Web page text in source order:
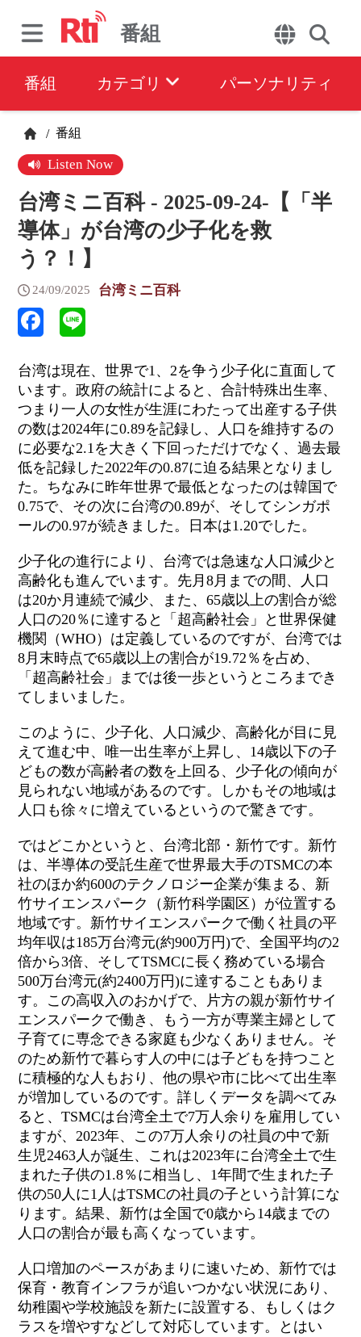
番組
番組 カテゴリ パーソナリティ
/ 番組
Listen Now
台湾ミニ百科 - 2025-09-24-【「半
導体」が台湾の少子化を救
う？！】
24/09/2025 台湾ミニ百科
台湾は現在、世界で1、2を争う少子化に直面して
います。政府の統計によると、合計特殊出生率、
つまり一人の女性が生涯にわたって出産する子供
の数は2024年に0.89を記録し、人口を維持するの
に必要な2.1を大きく下回っただけでなく、過去最
低を記録した2022年の0.87に迫る結果となりまし
た。ちなみに昨年世界で最低となったのは韓国で
0.75で、その次に台湾の0.89が、そしてシンガポ
ールの0.97が続きました。日本は1.20でした。
少子化の進行により、台湾では急速な人口減少と
高齢化も進んでいます。先月8月までの間、人口
は20か月連続で減少、また、65歳以上の割合が総
人口の20％に達すると「超高齢社会」と世界保健
機関（WHO）は定義しているのですが、台湾では
8月末時点で65歳以上の割合が19.72％を占め、
「超高齢社会」までは後一歩というところまでき
てしまいました。
このように、少子化、人口減少、高齢化が目に見
えて進む中、唯一出生率が上昇し、14歳以下の子
どもの数が高齢者の数を上回る、少子化の傾向が
見られない地域があるのです。しかもその地域は
人口も徐々に増えているというので驚きです。
ではどこかというと、台湾北部・新竹です。新竹
は、半導体の受託生産で世界最大手のTSMCの本
社のほか約600のテクノロジー企業が集まる、新
竹サイエンスパーク（新竹科学園区）が位置する
地域です。新竹サイエンスパークで働く社員の平
均年収は185万台湾元(約900万円)で、全国平均の2
倍から3倍、そしてTSMCに長く務めている場合
500万台湾元(約2400万円)に達することもありま
す。この高収入のおかげで、片方の親が新竹サイ
エンスパークで働き、もう一方が専業主婦として
子育てに専念できる家庭も少なくありません。そ
のため新竹で暮らす人の中には子どもを持つこと
に積極的な人もおり、他の県や市に比べて出生率
が増加しているのです。詳しくデータを調べてみ
ると、TSMCは台湾全土で7万人余りを雇用してい
ますが、2023年、この7万人余りの社員の中で新
生児2463人が誕生、これは2023年に台湾全土で生
まれた子供の1.8％に相当し、1年間で生まれた子
供の50人に1人はTSMCの社員の子という計算にな
ります。結果、新竹は全国で0歳から14歳までの
人口の割合が最も高くなっています。
人口増加のペースがあまりに速いため、新竹では
保育・教育インフラが追いつかない状況にあり、
幼稚園や学校施設を新たに設置する、もしくはク
ラスを増やすなどして対応しています。とはい